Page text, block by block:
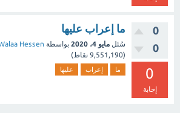
0
0
0
إجابة
ما إعراب عليها
سُئل مايو 4، 2020 بواسطة Hessen
(
9,551,190 نقاط)
ما إعراب عليها